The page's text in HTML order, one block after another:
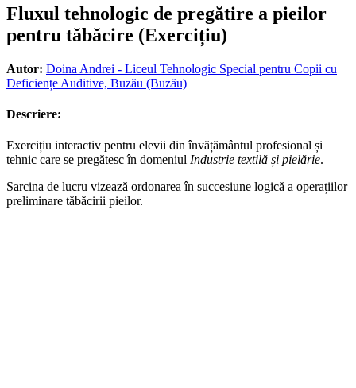
Fluxul tehnologic de pregătire a pieilor
pentru tăbăcire (Exercițiu)
Autor: Doina Andrei - Liceul Tehnologic Special pentru Copii cu
Deficiențe Auditive, Buzău (Buzău)
Descriere:
Exercițiu interactiv pentru elevii din învățământul profesional și
tehnic care se pregătesc în domeniul Industrie textilă și pielărie.
Sarcina de lucru vizează ordonarea în succesiune logică a operațiilor
preliminare tăbăcirii pieilor.